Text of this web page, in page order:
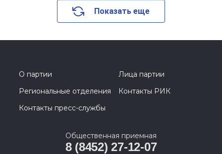
Показать еще
О партии
Лица партии
Региональные отделения
Контакты РИК
Контакты пресс-службы
Общественная приемная
8 (8452) 27-12-07